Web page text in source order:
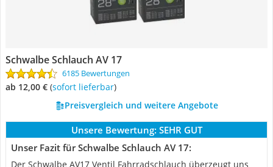
Schwalbe Schlauch AV 17
6185 Bewertungen
ab 12,00 € ( Sofort lieferbar)
Preisvergleich und weitere Angebote
Unsere Bewertung: SEHR GUT
Unser Fazit für Schwalbe Schlauch AV 17:
Der Schwalbe AV17 Ventil Fahrradschlauch überzeugt uns